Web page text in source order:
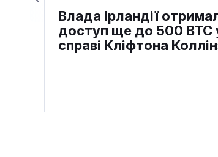
Влада Ірландії
доступ ще до 500 BTC
справі Кліфтона